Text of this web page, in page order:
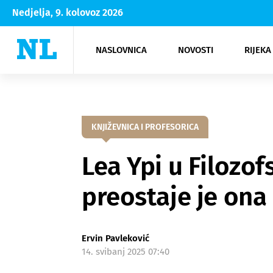
Nedjelja, 9. kolovoz 2026
NASLOVNICA NOVOSTI
Rijeka Opatija
NK
Moda
Kultura
KNJIŽEVNICA I PROFESORICA
Lea Ypi u
preostaje je
Ervin Pavleković
14. svibanj 2025 07:40